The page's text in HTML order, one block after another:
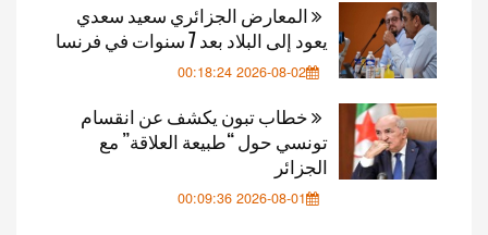
المعارض الجزائري سعيد سعدي
يعود إلى البلاد بعد 7 سنوات في فرنسا
2026-08-02 00:18:24
خطاب تبون يكشف عن انقسام
تونسي حول “طبيعة العلاقة” مع
الجزائر
2026-08-01 00:09:36